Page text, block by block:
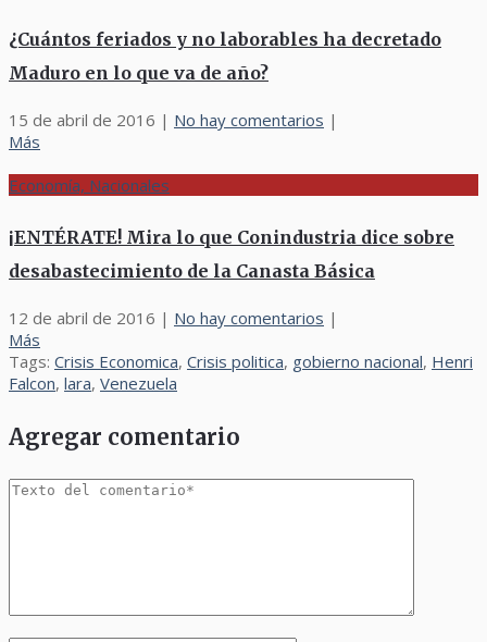
¿Cuántos feriados y no laborables ha decretado
Maduro en lo que va de año?
15 de abril de 2016 | No hay comentarios |
Más
Economía, Nacionales
¡ENTÉRATE! Mira lo que Conindustria dice sobre
desabastecimiento de la Canasta Básica
12 de abril de 2016 | No hay comentarios |
Más
Tags: Crisis Economica, Crisis politica, gobierno nacional, Henri
Falcon, lara, Venezuela
Agregar comentario